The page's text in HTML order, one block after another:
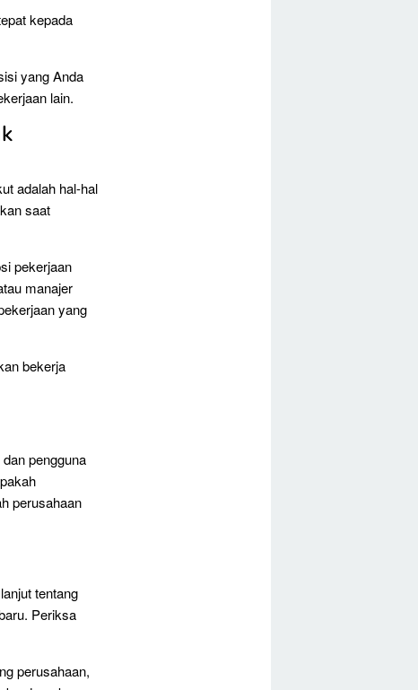
kepada
yang Anda
lain.
adalah hal-hal
saat
pekerjaan
manajer
yang
bekerja
pengguna
perusahaan
tentang
Periksa
perusahaan,